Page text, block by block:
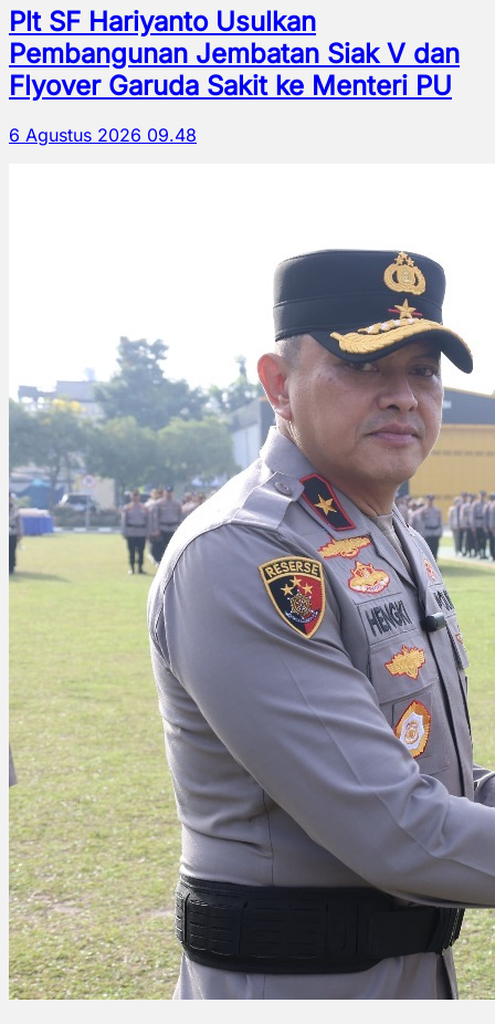
Plt SF Hariyanto Usulkan
Pembangunan Jembatan Siak V dan
Flyover Garuda Sakit ke Menteri PU
6 Agustus 2026 09.48